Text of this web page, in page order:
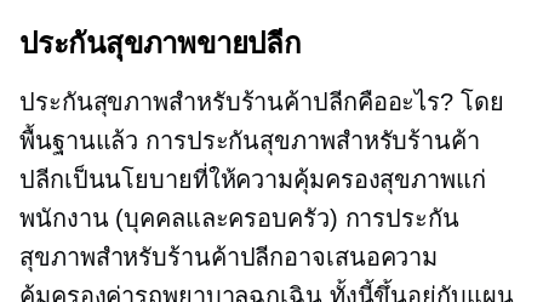
ประกันสุขภาพขายปลีก
ประกันสุขภาพสำหรับร้านค้าปลีกคืออะไร? โดย
พื้นฐานแล้ว การประกันสุขภาพสำหรับร้านค้า
ปลีกเป็นนโยบายที่ให้ความคุ้มครองสุขภาพแก่
พนักงาน (บุคคลและครอบครัว) การประกัน
สุขภาพสำหรับร้านค้าปลีกอาจเสนอความ
คุ้มครองค่ารถพยาบาลฉุกเฉิน ทั้งนี้ขึ้นอยู่กับแผน